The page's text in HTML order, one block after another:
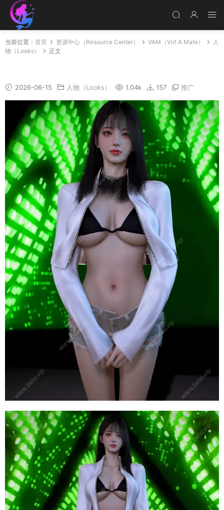
当前位置： 首页 资源中心（Resource Center） VAM（Virt A Mate）
人
物（Looks）
正文
2026-06-15 人物（Looks） 1.04k 157 推广